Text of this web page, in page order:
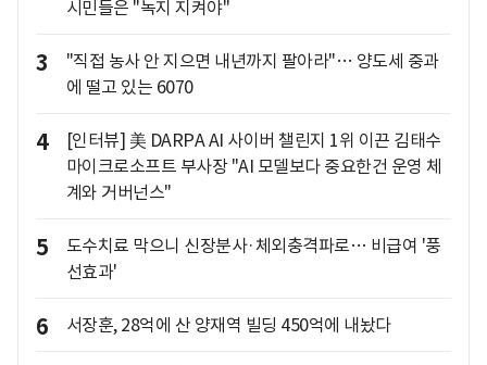
시민들은 "녹지 지켜야"
3
"직접 농사 안 지으면 내년까지 팔아라"… 양도세 중과
에 떨고 있는 6070
4
[인터뷰] 美 DARPA AI 사이버 챌린지 1위 이끈 김태수
마이크로소프트 부사장 "AI 모델보다 중요한건 운영 체
계와 거버넌스"
5
도수치료 막으니 신장분사·체외충격파로… 비급여 '풍
선효과'
6 서장훈, 28억에 산 양재역 빌딩 450억에 내놨다